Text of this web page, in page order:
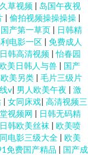
草视频 | 岛国午夜视
| 偷拍视频操操操操 |
国产第一草页 | 日韩精
电影一区 | 免费成人
日韩高清视频 |怡春园
美日韩人与兽 | 国产
美另类 | 毛片三级片
v| 男人欧美午夜 | 激
| 女同床戏| 高清视频三
视频网 | 日韩无码精
日韩欧美丝袜 | 欧美喷
电影三级大全 | 欧美
免费国产精品 | 国产成